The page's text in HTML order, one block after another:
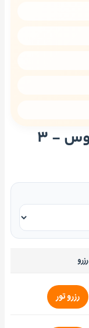
قیمت تور کیش هتل لوتوس - ۳
رزرو
رزرو تور